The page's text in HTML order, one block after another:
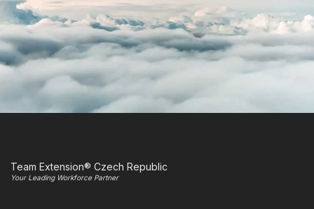
Team Extension® Czech Republic
Your Leading Workforce Partner